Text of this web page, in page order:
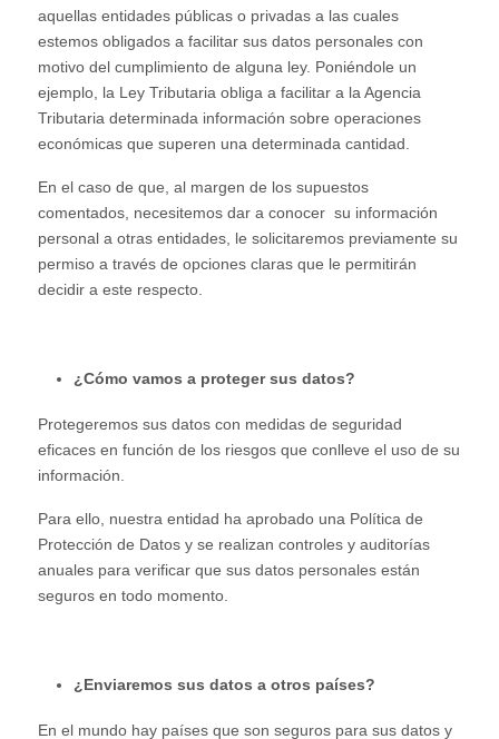
aquellas entidades públicas o privadas a las cuales
estemos obligados a facilitar sus datos personales con
motivo del cumplimiento de alguna ley. Poniéndole un
ejemplo, la Ley Tributaria obliga a facilitar a la Agencia
Tributaria determinada información sobre operaciones
económicas que superen una determinada cantidad.
En el caso de que, al margen de los supuestos
comentados, necesitemos dar a conocer su información
personal a otras entidades, le solicitaremos previamente su
permiso a través de opciones claras que le permitirán
decidir a este respecto.
¿Cómo vamos a proteger sus datos?
Protegeremos sus datos con medidas de seguridad
eficaces en función de los riesgos que conlleve el uso de su
información.
Para ello, nuestra entidad ha aprobado una Política de
Protección de Datos y se realizan controles y auditorías
anuales para verificar que sus datos personales están
seguros en todo momento.
¿Enviaremos sus datos a otros países?
En el mundo hay países que son seguros para sus datos y